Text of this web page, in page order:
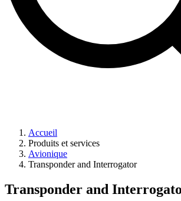
Accueil
Produits et services
Avionique
Transponder and Interrogator
Transponder and